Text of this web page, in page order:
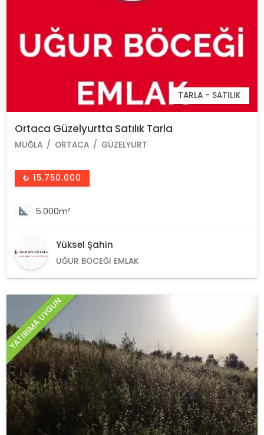
TARLA - SATILIK
Ortaca Güzelyurtta Satılık Tarla
MUĞLA ORTACA GÜZELYURT
₺ 15.750.000
5.000m²
Yüksel Şahin
UĞUR BÖCEĞI EMLAK
YATIRIMA UYGUN